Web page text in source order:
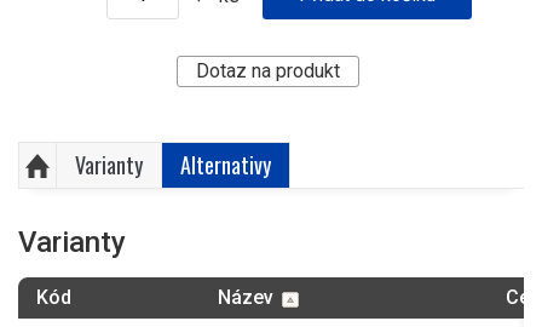
Dotaz na produkt
Varianty Alternativy
Varianty
Kód Název